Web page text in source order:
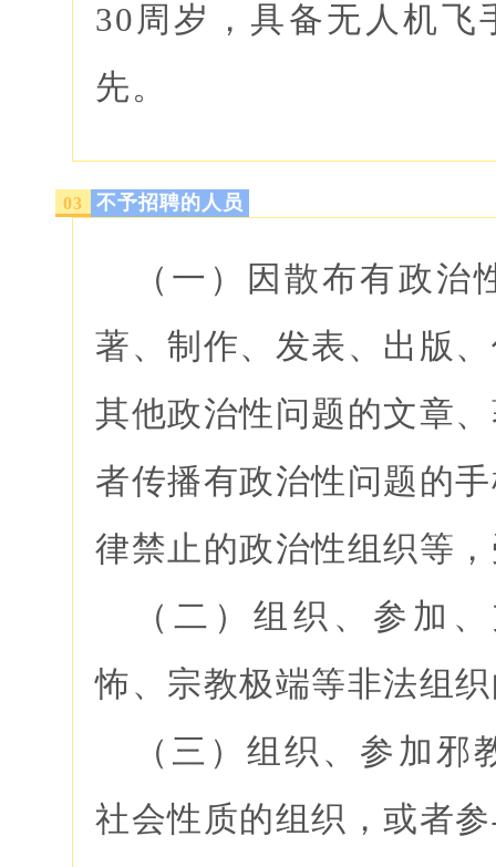
30周岁，具备无人机飞
先。
03 不予招聘的人员
（一）因散布有政
著、制作、发表、出版
其他政治性问题的文章
者传播有政治性问题的
律禁止的政治性组织等
（二）组织、参加
怖、宗教极端等非法组
（三）组织、参加
社会性质的组织，或者